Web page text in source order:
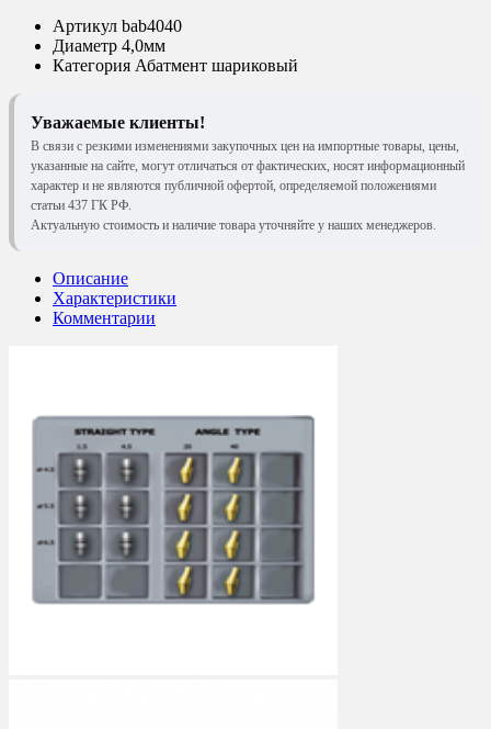
Артикул bab4040
Диаметр 4,0мм
Категория Абатмент шариковый
Уважаемые клиенты!
В связи с резкими изменениями закупочных цен на импортные товары, цены,
указанные на сайте, могут отличаться от фактических, носят информационный
характер и не являются публичной офертой, определяемой положениями
статьи 437 ГК РФ.
Актуальную стоимость и наличие товара уточняйте у наших менеджеров.
Описание
Характеристики
Комментарии